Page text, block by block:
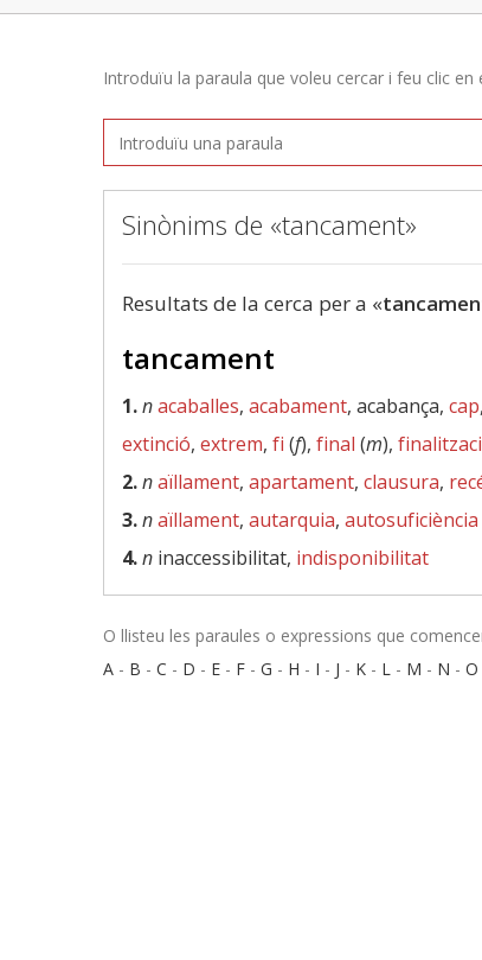
Introduïu la paraula que voleu cercar i feu clic en
Sinònims de «tancament»
Resultats de la cerca per a «
tancament
1.nacaballes, acabament, acabança, cap,
extinció, extrem, fi (f), final (m),
2.naïllament, apartament, clausura,
3.naïllament, autarquia, autosuficiència
4.n inaccessibilitat, indisponibilitat
O llisteu les paraules o expressions que
A - B - C - D - E - F - G - H - I - J - K - L - M - N - O